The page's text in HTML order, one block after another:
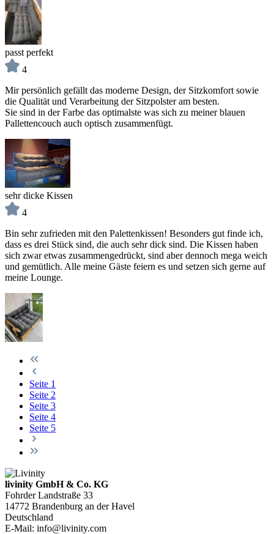
passt perfekt
4
Mir persönlich gefällt das moderne Design, der Sitzkomfort sowie
die Qualität und Verarbeitung der Sitzpolster am besten.
Sie sind in der Farbe das optimalste was sich zu meiner blauen
Pallettencouch auch optisch zusammenfügt.
sehr dicke Kissen
4
Bin sehr zufrieden mit den Palettenkissen! Besonders gut finde ich,
dass es drei Stück sind, die auch sehr dick sind. Die Kissen haben
sich zwar etwas zusammengedrückt, sind aber dennoch mega weich
und gemütlich. Alle meine Gäste feiern es und setzen sich gerne auf
meine Lounge.
Seite 1
Seite 2
Seite 3
Seite 4
Seite 5
livinity GmbH & Co. KG
Fohrder Landstraße 33
14772 Brandenburg an der Havel
Deutschland
E-Mail: info@livinity.com